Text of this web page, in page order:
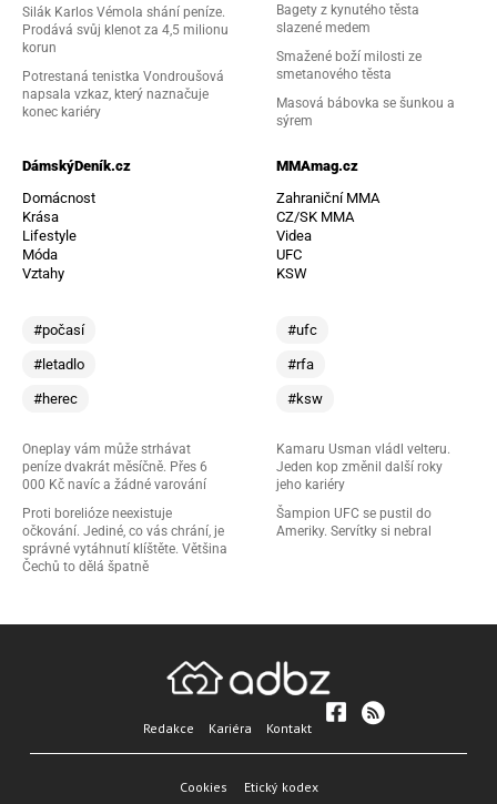
Silák Karlos Vémola shání peníze.
Prodává svůj klenot za 4,5 milionu
korun
Potrestaná tenistka Vondroušová
napsala vzkaz, který naznačuje
konec kariéry
Bagety z kynutého těsta
slazené medem
Smažené boží milosti ze
smetanového těsta
Masová bábovka se šunkou a
sýrem
DámskýDeník.cz
Domácnost
Krása
Lifestyle
Móda
Vztahy
#počasí
#letadlo
#herec
Oneplay vám může strhávat
peníze dvakrát měsíčně. Přes 6
000 Kč navíc a žádné varování
Proti borelióze neexistuje
očkování. Jediné, co vás chrání, je
správné vytáhnutí klíštěte. Většina
Čechů to dělá špatně
MMAmag.cz
Zahraniční MMA
CZ/SK MMA
Videa
UFC
KSW
#ufc
#rfa
#ksw
Kamaru Usman vládl velteru.
Jeden kop změnil další roky
jeho kariéry
Šampion UFC se pustil do
Ameriky. Servítky si nebral
Redakce Kariéra Kontakt
Cookies Etický kodex